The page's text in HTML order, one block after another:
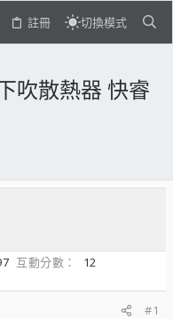
註冊 切換模式
吹散熱器 快睿
互動分數
12
#1